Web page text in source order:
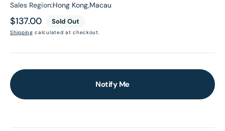
Sales Region:Hong Kong,Macau
Regular
price
$137.00 Sold Out
Shipping calculated at checkout.
Notify Me